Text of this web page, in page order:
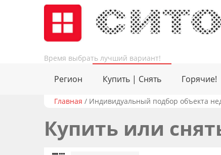
Время выбрать лучший вариант!
Регион Купить | Снять Горячие!
Главная / Индивидуальный подбор объекта
Купить или